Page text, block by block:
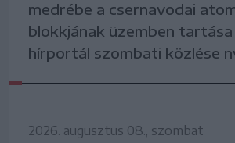
medrébe a csernavodai
blokkjának üzemben
hírportál szombati közlése
2026. augusztus 08., szombat